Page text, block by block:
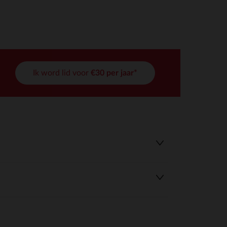
Ik word lid voor €30 per jaar*